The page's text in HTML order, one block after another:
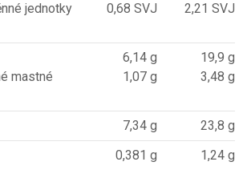
jednotky
0,68 SVJ 2,21 SVJ
mastné
6,14 g
1,07 g
19,9 g
3,48 g
7,34 g
23,8 g
0,381 g 1,24 g